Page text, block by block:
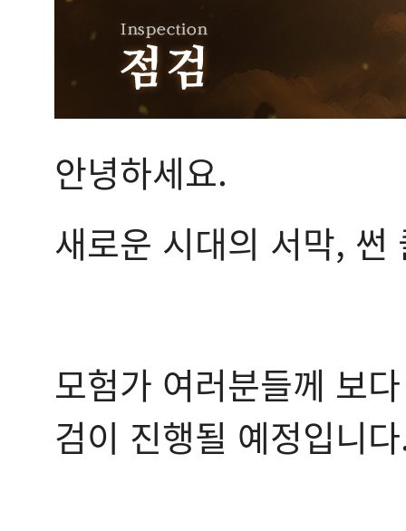
안녕하세요.
새로운 시대의 서막, 썬
모험가 여러분들께 보
검이 진행될 예정입니